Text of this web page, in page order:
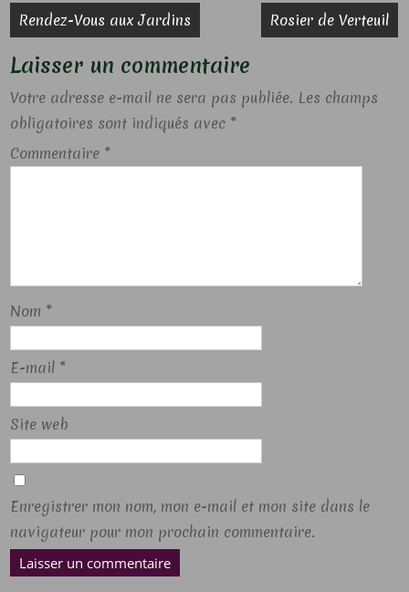
Navigation
de
l’article
Rendez-Vous aux Jardins Rosier de Verteuil
Laisser un commentaire
Votre adresse e-mail ne sera pas publiée. Les champs
obligatoires sont indiqués avec *
Commentaire *
Nom *
E-mail *
Site web
Enregistrer mon nom, mon e-mail et mon site dans le
navigateur pour mon prochain commentaire.